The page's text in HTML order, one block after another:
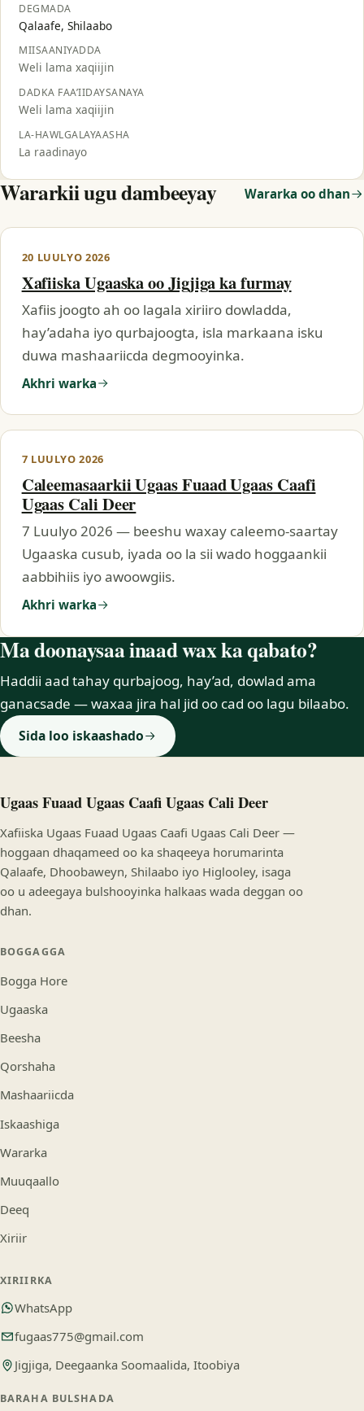
DEGMADA
Qalaafe, Shilaabo
MIISAANIYADDA
Weli lama xaqiijin
DADKA FAA’IIDAYSANAYA
Weli lama xaqiijin
LA-HAWLGALAYAASHA
La raadinayo
Wararkii ugu dambeeyay Wararka oo dhan
20 LUULYO 2026
Xafiiska Ugaaska oo Jigjiga ka furmay
Xafiis joogto ah oo lagala xiriiro dowladda,
hay’adaha iyo qurbajoogta, isla markaana isku
duwa mashaariicda degmooyinka.
Akhri warka
7 LUULYO 2026
Caleemasaarkii Ugaas Fuaad Ugaas Caafi
Ugaas Cali Deer
7 Luulyo 2026 — beeshu waxay caleemo-saartay
Ugaaska cusub, iyada oo la sii wado hoggaankii
aabbihiis iyo awoowgiis.
Akhri warka
Ma doonaysaa inaad wax ka qabato?
Haddii aad tahay qurbajoog, hay’ad, dowlad ama
ganacsade — waxaa jira hal jid oo cad oo lagu bilaabo.
Sida loo iskaashado
Ugaas Fuaad Ugaas Caafi Ugaas Cali Deer
Xafiiska Ugaas Fuaad Ugaas Caafi Ugaas Cali Deer —
hoggaan dhaqameed oo ka shaqeeya horumarinta
Qalaafe, Dhoobaweyn, Shilaabo iyo Higlooley, isaga
oo u adeegaya bulshooyinka halkaas wada deggan oo
dhan.
BOGGAGGA
Bogga Hore
Ugaaska
Beesha
Qorshaha
Mashaariicda
Iskaashiga
Wararka
Muuqaallo
Deeq
Xiriir
XIRIIRKA
WhatsApp
fugaas775@gmail.com
Jigjiga, Deegaanka Soomaalida, Itoobiya
BARAHA BULSHADA